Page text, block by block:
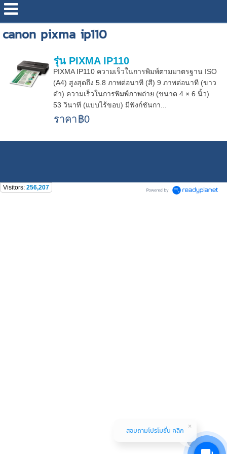
canon pixma ip110
รุ่น PIXMA IP110
PIXMA IP110 ความเร็วในการพิมพ์ตามมาตรฐาน ISO
(A4) สูงสุดถึง 5.8 ภาพต่อนาที (สี) 9 ภาพต่อนาที (ขาว
ดำ) ความเร็วในการพิมพ์ภาพถ่าย (ขนาด 4 × 6 นิ้ว)
53 วินาที (แบบไร้ขอบ) มีฟังก์ชันกา...
ราคา฿0
Visitors: 256,207
สอบถามโปรโมชั่น คลิก